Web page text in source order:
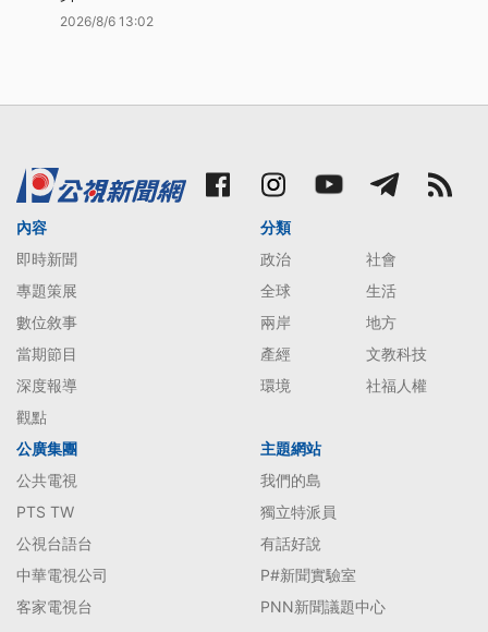
2026/8/6 13:02
內容
即時新聞
專題策展
數位敘事
當期節目
深度報導
觀點
分類
政治
社會
全球
生活
兩岸
地方
產經
文教科技
環境
社福人權
公廣集團
公共電視
PTS TW
公視台語台
中華電視公司
客家電視台
主題網站
我們的島
獨立特派員
有話好說
P#新聞實驗室
PNN新聞議題中心